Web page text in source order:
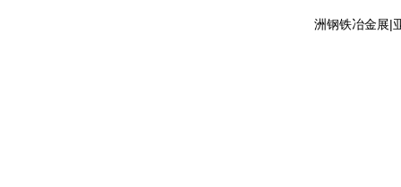
洲钢铁冶金展|